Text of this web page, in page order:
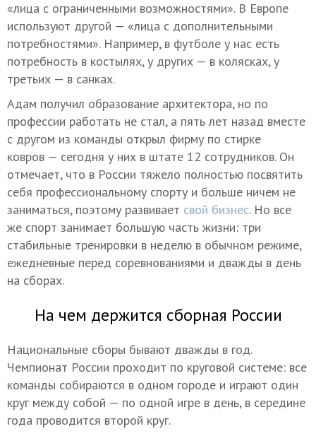
«лица с ограниченными возможностями». В Европе
используют другой — «лица с дополнительными
потребностями». Например, в футболе у нас есть
потребность в костылях, у других — в колясках, у
третьих — в санках.
Адам получил образование архитектора, но по
профессии работать не стал, а пять лет назад вместе
с другом из команды открыл фирму по стирке
ковров — сегодня у них в штате 12 сотрудников. Он
отмечает, что в России тяжело полностью посвятить
себя профессиональному спорту и больше ничем не
заниматься, поэтому развивает свой бизнес. Но все
же спорт занимает большую часть жизни: три
стабильные тренировки в неделю в обычном режиме,
ежедневные перед соревнованиями и дважды в день
на сборах.
На чем держится сборная России
Национальные сборы бывают дважды в год.
Чемпионат России проходит по круговой системе: все
команды собираются в одном городе и играют один
круг между собой — по одной игре в день, в середине
года проводится второй круг.